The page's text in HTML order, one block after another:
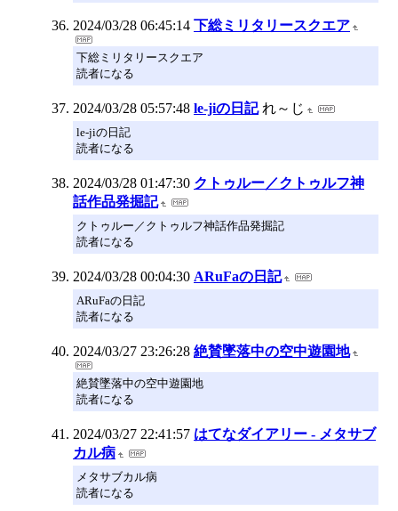
2024/03/28 06:45:14 下総ミリタリースクエア
下総ミリタリースクエア
読者になる
2024/03/28 05:57:48 le-jiの日記 れ～じ
le-jiの日記
読者になる
2024/03/28 01:47:30 クトゥルー／クトゥルフ神
話作品発掘記
クトゥルー／クトゥルフ神話作品発掘記
読者になる
2024/03/28 00:04:30 ARuFaの日記
ARuFaの日記
読者になる
2024/03/27 23:26:28 絶賛墜落中の空中遊園地
絶賛墜落中の空中遊園地
読者になる
2024/03/27 22:41:57 はてなダイアリー - メタサブ
カル病
メタサブカル病
読者になる